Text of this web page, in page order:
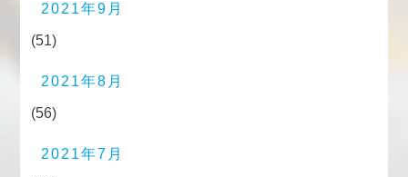
2021年9月
(51)
2021年8月
(56)
2021年7月